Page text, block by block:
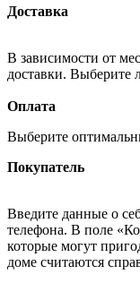
Доставка
В зависимости от
доставки. Выберите
Оплата
Выберите
Покупатель
Введите данные о
телефона. В поле
которые могут
доме считаются